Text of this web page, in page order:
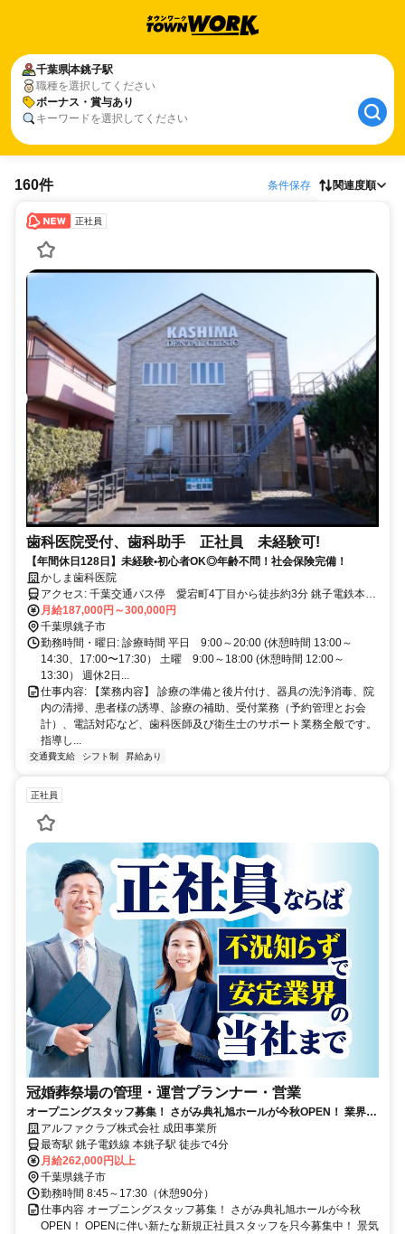
千葉県本銚子駅
職種を選択してください
ボーナス・賞与あり
キーワードを選択してください
160件 条件保存 関連度順
正社員
歯科医院受付、歯科助手 正社員 未経験可!
【年間休日128日】未経験•初心者OK◎年齢不問！社会保険完備！
かしま歯科医院
アクセス: 千葉交通バス停 愛宕町4丁目から徒歩約3分 銚子電鉄本銚
子駅から12分程度
月給187,000円～300,000円
千葉県銚子市
勤務時間・曜日: 診療時間 平日 9:00～20:00 (休憩時間 13:00～
14:30、17:00〜17:30） 土曜 9:00～18:00 (休憩時間 12:00～
13:30） 週休2日...
仕事内容: 【業務内容】 診療の準備と後片付け、器具の洗浄消毒、院
内の清掃、患者様の誘導、診療の補助、受付業務（予約管理とお会
計）、電話対応など、歯科医師及び衛生士のサポート業務全般です。
指導し...
交通費支給 シフト制 昇給あり
正社員
冠婚葬祭場の管理・運営プランナー・営業
オープニングスタッフ募集！ さがみ典礼旭ホールが今秋OPEN！ 業界未
経験者・シニアOK
アルファクラブ株式会社 成田事業所
最寄駅 銚子電鉄線 本銚子駅 徒歩で4分
月給262,000円以上
千葉県銚子市
勤務時間 8:45～17:30（休憩90分）
仕事内容 オープニングスタッフ募集！ さがみ典礼旭ホールが今秋
OPEN！ OPENに伴い新たな新規正社員スタッフを只今募集中！ 景気